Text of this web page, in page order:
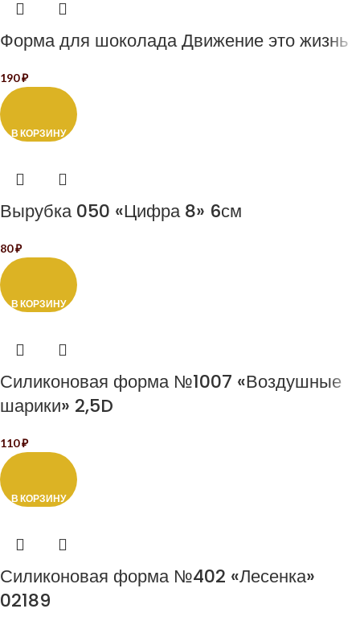
Форма для шоколада Движение это жизнь
190₽
В КОРЗИНУ
Вырубка 050 «Цифра 8» 6см
80₽
В КОРЗИНУ
Силиконовая форма №1007 «Воздушные
шарики» 2,5D
110₽
В КОРЗИНУ
Силиконовая форма №402 «Лесенка»
02189